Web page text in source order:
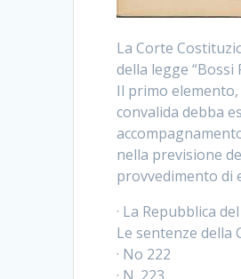
La Corte
della legge
Il primo
convalida debba
nella previsione
provvedimento di
· La Repubblica
Le sentenze della
· No 222